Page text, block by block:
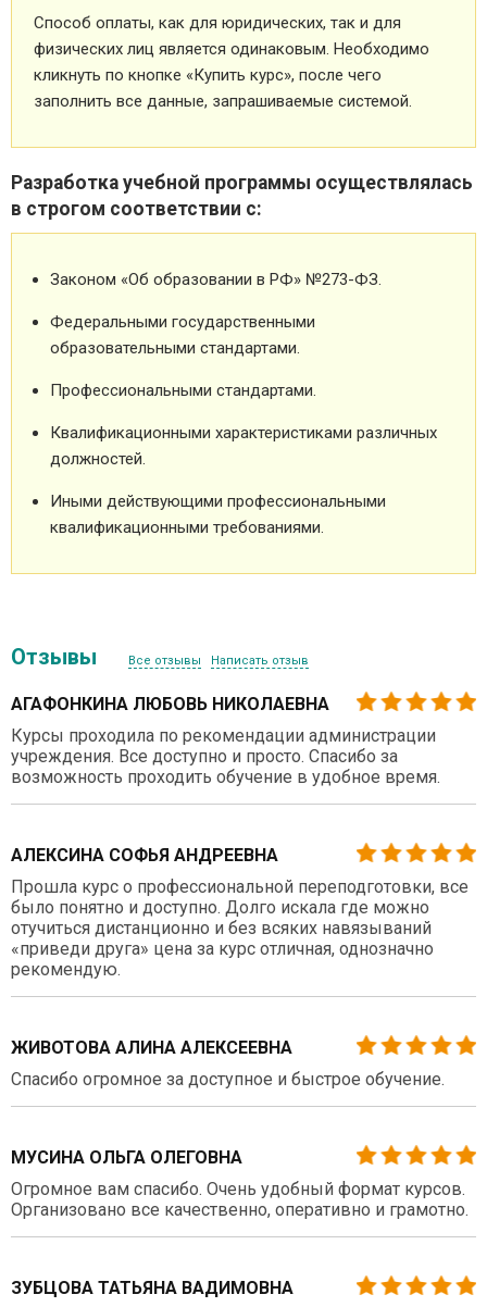
Способ оплаты, как для юридических, так и для
физических лиц является одинаковым. Необходимо
кликнуть по кнопке «Купить курс», после чего
заполнить все данные, запрашиваемые системой.
Разработка учебной программы осуществлялась
в строгом соответствии с:
Законом «Об образовании в РФ» №273-ФЗ.
Федеральными государственными
образовательными стандартами.
Профессиональными стандартами.
Квалификационными характеристиками различных
должностей.
Иными действующими профессиональными
квалификационными требованиями.
Отзывы Все отзывы Написать отзыв
АГАФОНКИНА ЛЮБОВЬ НИКОЛАЕВНА
Курсы проходила по рекомендации администрации
учреждения. Все доступно и просто. Спасибо за
возможность проходить обучение в удобное время.
АЛЕКСИНА СОФЬЯ АНДРЕЕВНА
Прошла курс о профессиональной переподготовки, все
было понятно и доступно. Долго искала где можно
отучиться дистанционно и без всяких навязываний
«приведи друга» цена за курс отличная, однозначно
рекомендую.
ЖИВОТОВА АЛИНА АЛЕКСЕЕВНА
Спасибо огромное за доступное и быстрое обучение.
МУСИНА ОЛЬГА ОЛЕГОВНА
Огромное вам спасибо. Очень удобный формат курсов.
Организовано все качественно, оперативно и грамотно.
ЗУБЦОВА ТАТЬЯНА ВАДИМОВНА